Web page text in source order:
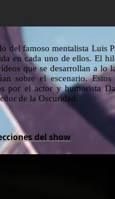
del famoso mentalista Luis
en cada uno de ellos. El
que se desarrollan a lo
sobre el escenario.
por el actor y humorista
de la Oscuridad.
del show